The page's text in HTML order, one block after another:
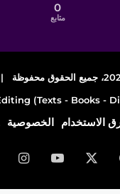
0
متابع
(Texts - Books -
الاستخدام الخصوصية
فيسبوك ‫YouTube